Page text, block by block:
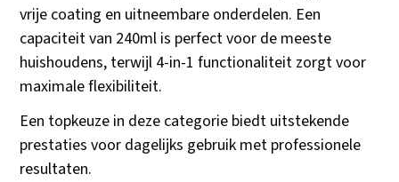
vrije coating en uitneembare onderdelen. Een
capaciteit van 240ml is perfect voor de meeste
huishoudens, terwijl 4-in-1 functionaliteit zorgt voor
maximale flexibiliteit.
Een topkeuze in deze categorie biedt uitstekende
prestaties voor dagelijks gebruik met professionele
resultaten.